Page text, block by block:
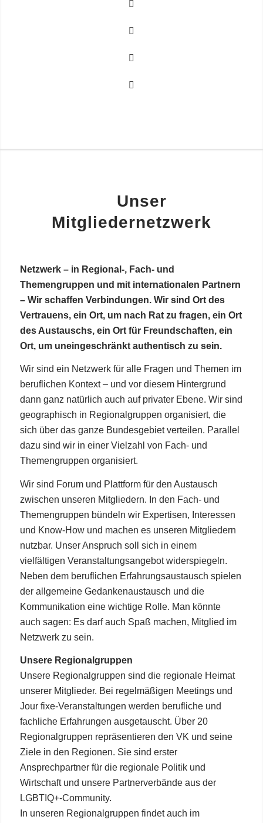
Unser
Mitgliedernetzwerk
Netzwerk – in Regional-, Fach- und
Themengruppen und mit internationalen Partnern
– Wir schaffen Verbindungen. Wir sind Ort des
Vertrauens, ein Ort, um nach Rat zu fragen, ein Ort
des Austauschs, ein Ort für Freundschaften, ein
Ort, um uneingeschränkt authentisch zu sein.
Wir sind ein Netzwerk für alle Fragen und Themen im
beruflichen Kontext – und vor diesem Hintergrund
dann ganz natürlich auch auf privater Ebene. Wir sind
geographisch in Regionalgruppen organisiert, die
sich über das ganze Bundesgebiet verteilen. Parallel
dazu sind wir in einer Vielzahl von Fach- und
Themengruppen organisiert.
Wir sind Forum und Plattform für den Austausch
zwischen unseren Mitgliedern. In den Fach- und
Themengruppen bündeln wir Expertisen, Interessen
und Know-How und machen es unseren Mitgliedern
nutzbar. Unser Anspruch soll sich in einem
vielfältigen Veranstaltungsangebot widerspiegeln.
Neben dem beruflichen Erfahrungsaustausch spielen
der allgemeine Gedankenaustausch und die
Kommunikation eine wichtige Rolle. Man könnte
auch sagen: Es darf auch Spaß machen, Mitglied im
Netzwerk zu sein.
Unsere Regionalgruppen
Unsere Regionalgruppen sind die regionale Heimat
unserer Mitglieder. Bei regelmäßigen Meetings und
Jour fixe-Veranstaltungen werden berufliche und
fachliche Erfahrungen ausgetauscht. Über 20
Regionalgruppen repräsentieren den VK und seine
Ziele in den Regionen. Sie sind erster
Ansprechpartner für die regionale Politik und
Wirtschaft und unsere Partnerverbände aus der
LGBTIQ+-Community.
In unseren Regionalgruppen findet auch im